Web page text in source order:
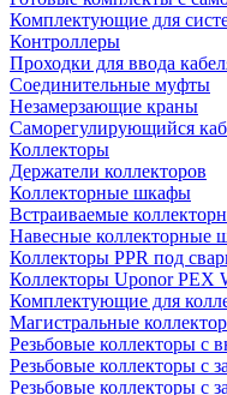
Комплектующие для
Контроллеры
Проходки для ввода
Соединительные муфты
Незамерзающие краны
Саморегулирующийся
Коллекторы
Держатели коллекторов
Коллекторные шкафы
Встраиваемые
Навесные коллекторные
Коллекторы PPR под
Коллекторы Uponor PEX
Комплектующие для
Магистральные
Резьбовые коллекторы с
Резьбовые коллекторы с
Резьбовые коллекторы с